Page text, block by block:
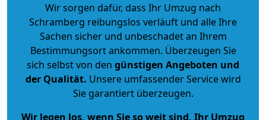
Wir sorgen dafür, dass Ihr Umzug nach
Schramberg reibungslos verläuft und alle Ihre
Sachen sicher und unbeschadet an Ihrem
Bestimmungsort ankommen. Überzeugen Sie
sich selbst von den günstigen Angeboten und
der Qualität. Unsere umfassender Service wird
Sie garantiert überzeugen.
Wir legen los, wenn Sie so weit sind, Ihr Umzug